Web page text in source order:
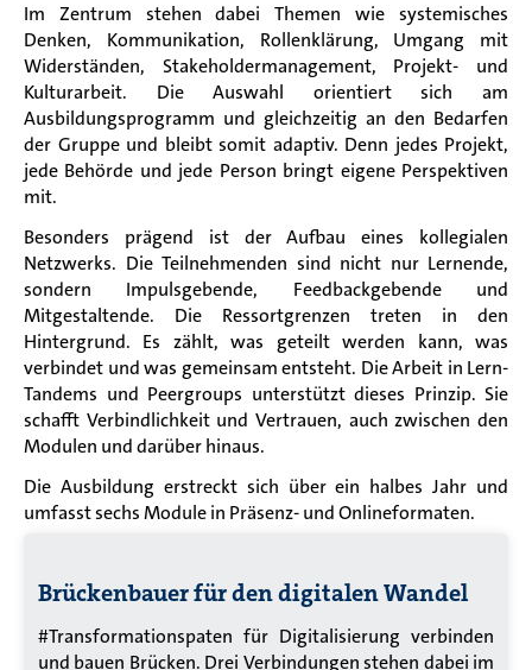
Im Zentrum stehen dabei Themen wie systemisches
Denken, Kommunikation, Rollenklärung, Umgang mit
Widerständen, Stakeholdermanagement, Projekt- und
Kulturarbeit. Die Auswahl orientiert sich am
Ausbildungsprogramm und gleichzeitig an den Bedarfen
der Gruppe und bleibt somit adaptiv. Denn jedes Projekt,
jede Behörde und jede Person bringt eigene Perspektiven
mit.
Besonders prägend ist der Aufbau eines kollegialen
Netzwerks. Die Teilnehmenden sind nicht nur Lernende,
sondern Impulsgebende, Feedbackgebende und
Mitgestaltende. Die Ressortgrenzen treten in den
Hintergrund. Es zählt, was geteilt werden kann, was
verbindet und was gemeinsam entsteht. Die Arbeit in Lern-
Tandems und Peergroups unterstützt dieses Prinzip. Sie
schafft Verbindlichkeit und Vertrauen, auch zwischen den
Modulen und darüber hinaus.
Die Ausbildung erstreckt sich über ein halbes Jahr und
umfasst sechs Module in Präsenz- und Onlineformaten.
Brückenbauer für den digitalen Wandel
#Transformationspaten für Digitalisierung verbinden
und bauen Brücken. Drei Verbindungen stehen dabei im